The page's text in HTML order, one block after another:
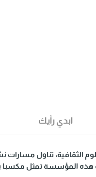
ابدي رأيك
الثقافية، تناول
هذه المؤسسة تمثل